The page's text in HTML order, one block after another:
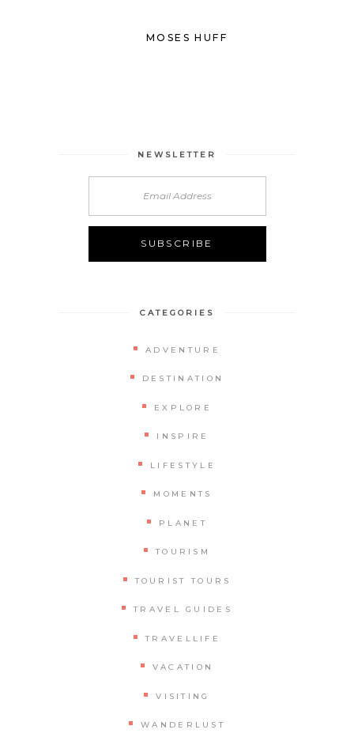
MOSES HUFF
NEWSLETTER
CATEGORIES
ADVENTURE
DESTINATION
EXPLORE
INSPIRE
LIFESTYLE
MOMENTS
PLANET
TOURISM
TOURIST TOURS
TRAVEL GUIDES
TRAVELLIFE
VACATION
VISITING
WANDERLUST